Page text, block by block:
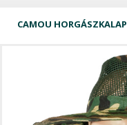
CAMOU HORGÁSZKALAP